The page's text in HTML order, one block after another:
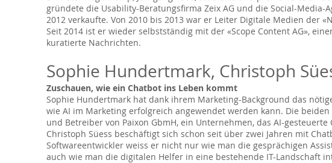
gründete die Usability-Beratungsfirma Zeix AG und die Social-Media-
2012 verkaufte. Von 2010 bis 2013 war er Leiter Digitale Medien der
Seit 2014 ist er wieder selbstständig mit der «Scope Content AG»,
kuratierte Nachrichten.
Sophie Hundertmark, Christoph
Zuschauen, wie ein Chatbot ins Leben kommt
Sophie Hundertmark hat dank ihrem Marketing-Background das
wie AI im Marketing erfolgreich angewendet werden kann. Die
und Betreiber von Paixon GbmH, ein Unternehmen, das AI-gesteuerte
Christoph Süess beschäftigt sich schon seit über zwei Jahren mit
Softwareentwickler weiss er nicht nur wie man die gesprächigen
auch wie man die digitalen Helfer in eine bestehende IT-Landschaft